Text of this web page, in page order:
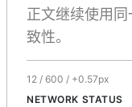
正文继续使用
致性。
12 / 600 / +0.57px
NETWORK STATUS